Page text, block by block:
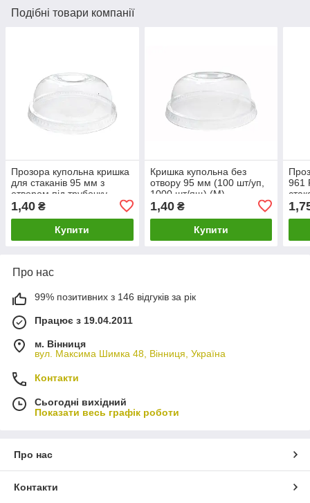
Подібні товари компанії
Прозора купольна кришка
для стаканів 95 мм з
отвором під трубочку
1,40 ₴
Купити
Кришка купольна без
отвору 95 мм (100 шт/уп,
1000 шт/ящ) (М)
1,40₴
Купити
961
Про нас
99% позитивних з 146 відгуків за рік
Працює з 19.04.2011
м. Вінниця
вул. Максима Шимка 48, Вінниця, Україна
Контакти
Сьогодні вихідний
Показати весь графік роботи
Про нас
Контакти